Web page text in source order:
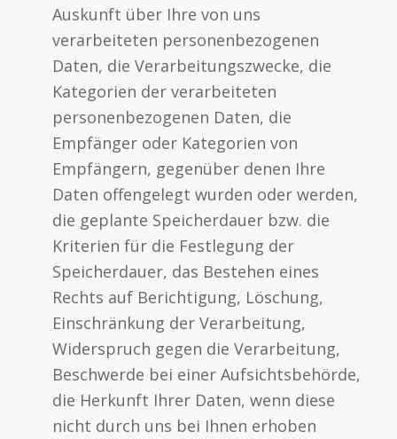
Auskunft über Ihre von uns
verarbeiteten personenbezogenen
Daten, die Verarbeitungszwecke, die
Kategorien der verarbeiteten
personenbezogenen Daten, die
Empfänger oder Kategorien von
Empfängern, gegenüber denen Ihre
Daten offengelegt wurden oder werden,
die geplante Speicherdauer bzw. die
Kriterien für die Festlegung der
Speicherdauer, das Bestehen eines
Rechts auf Berichtigung, Löschung,
Einschränkung der Verarbeitung,
Widerspruch gegen die Verarbeitung,
Beschwerde bei einer Aufsichtsbehörde,
die Herkunft Ihrer Daten, wenn diese
nicht durch uns bei Ihnen erhoben